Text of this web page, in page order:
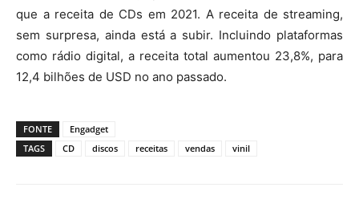
que a receita de CDs em 2021. A receita de streaming,
sem surpresa, ainda está a subir. Incluindo plataformas
como rádio digital, a receita total aumentou 23,8%, para
12,4 bilhões de USD no ano passado.
FONTE
Engadget
TAGS
CD discos receitas vendas vinil